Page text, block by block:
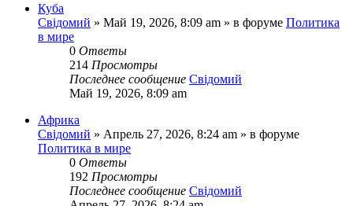
Куба
Свідомий » Май 19, 2026, 8:09 am » в форуме Политика
в мире
0 Ответы
214 Просмотры
Последнее сообщение Свідомий
Май 19, 2026, 8:09 am
Африка
Свідомий » Апрель 27, 2026, 8:24 am » в форуме
Политика в мире
0 Ответы
192 Просмотры
Последнее сообщение Свідомий